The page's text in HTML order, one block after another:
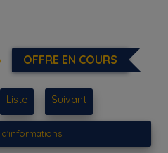
OFFRE EN COURS
Liste Suivant
d'informations